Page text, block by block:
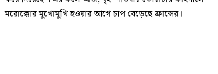
মরোক্কোর মুখোমুখি হওয়ার আগে চাপ বেড়েছে ফ্রান্সের।